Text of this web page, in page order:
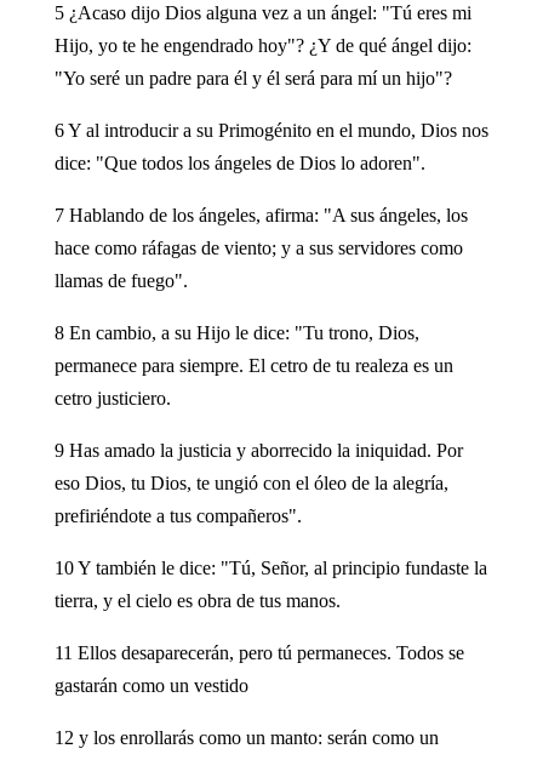
5 ¿Acaso dijo Dios alguna vez a un ángel: "Tú eres mi
Hijo, yo te he engendrado hoy"? ¿Y de qué ángel dijo:
"Yo seré un padre para él y él será para mí un hijo"?
6 Y al introducir a su Primogénito en el mundo, Dios nos
dice: "Que todos los ángeles de Dios lo adoren".
7 Hablando de los ángeles, afirma: "A sus ángeles, los
hace como ráfagas de viento; y a sus servidores como
llamas de fuego".
8 En cambio, a su Hijo le dice: "Tu trono, Dios,
permanece para siempre. El cetro de tu realeza es un
cetro justiciero.
9 Has amado la justicia y aborrecido la iniquidad. Por
eso Dios, tu Dios, te ungió con el óleo de la alegría,
prefiriéndote a tus compañeros".
10 Y también le dice: "Tú, Señor, al principio fundaste la
tierra, y el cielo es obra de tus manos.
11 Ellos desaparecerán, pero tú permaneces. Todos se
gastarán como un vestido
12 y los enrollarás como un manto: serán como un